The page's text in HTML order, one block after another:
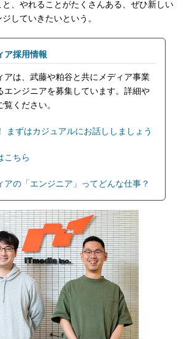
、やれることがたくさんある、ぜひ新しい
していきたいという。
ア採用情報
アは、武藤や粕谷と共にメディア事業
エンジニアを募集しています。詳細や
ください。
まずはカジュアルにお話ししましょう
こちら
アの「エンジニア」ってどんな仕事？